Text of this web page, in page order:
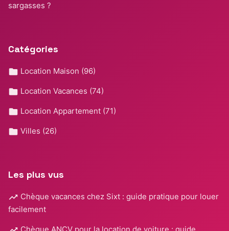
sargasses ?
Catégories
Location Maison (96)
Location Vacances (74)
Location Appartement (71)
Villes (26)
Les plus vus
Chèque vacances chez Sixt : guide pratique pour louer
facilement